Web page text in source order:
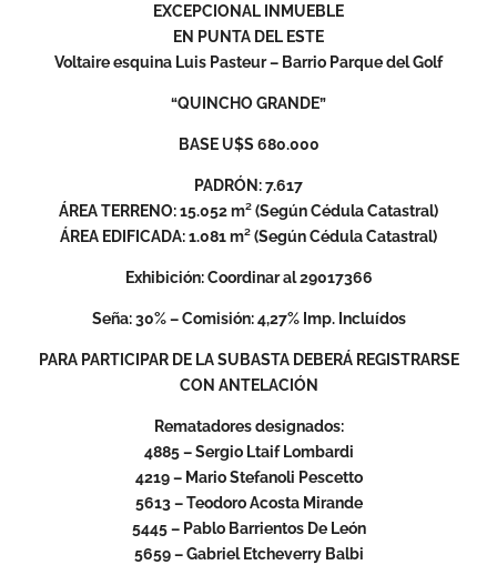
EXCEPCIONAL INMUEBLE
EN PUNTA DEL ESTE
Voltaire esquina Luis Pasteur – Barrio Parque del Golf
“QUINCHO GRANDE”
BASE U$S 680.000
PADRÓN: 7.617
ÁREA TERRENO: 15.052 m² (Según Cédula Catastral)
ÁREA EDIFICADA: 1.081 m² (Según Cédula Catastral)
Exhibición: Coordinar al 29017366
Seña: 30% – Comisión: 4,27% Imp. Incluídos
PARA PARTICIPAR DE LA SUBASTA DEBERÁ REGISTRARSE
CON ANTELACIÓN
Rematadores designados:
4885 – Sergio Ltaif Lombardi
4219 – Mario Stefanoli Pescetto
5613 – Teodoro Acosta Mirande
5445 – Pablo Barrientos De León
5659 – Gabriel Etcheverry Balbi